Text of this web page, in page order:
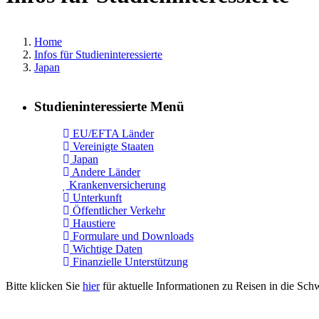
Home
Infos für Studieninteressierte
Japan
Studieninteressierte Menü
EU/EFTA Länder
Vereinigte Staaten
Japan
Andere Länder
Krankenversicherung
Unterkunft
Öffentlicher Verkehr
Haustiere
Formulare und Downloads
Wichtige Daten
Finanzielle Unterstützung
Bitte klicken Sie hierfür aktuelle Informationen zu Reisen in die